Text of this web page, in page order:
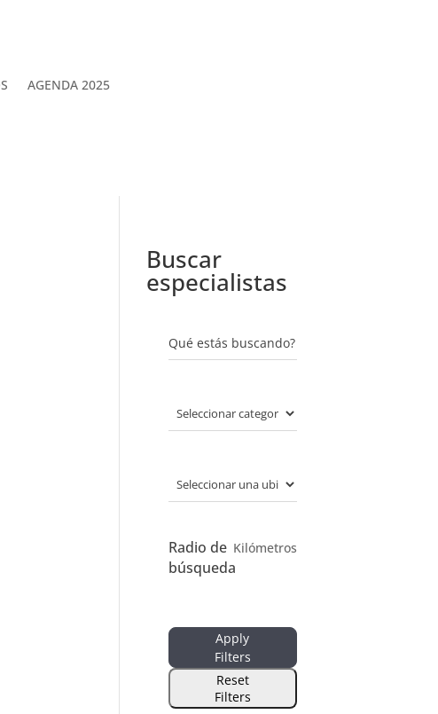
AGENDA 2025
Buscar
especialistas
Qué estás buscando?
Radio de
búsqueda
Kilómetros
Apply
Filters
Reset
Filters